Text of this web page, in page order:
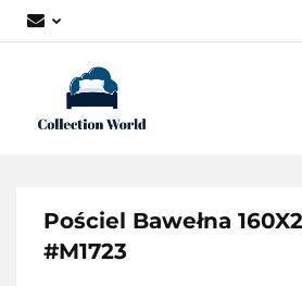
Pościel Bawełna
#M1723